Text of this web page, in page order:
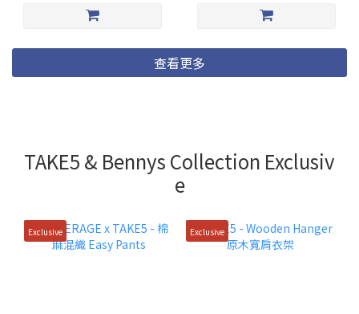
查看更多
TAKE5 & Bennys Collection Exclusiv
e
Exclusive Exclusive